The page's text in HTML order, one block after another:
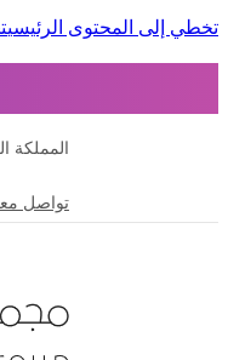
تخطي إلى المحتوى الرئيسي
المملكة
تواصل